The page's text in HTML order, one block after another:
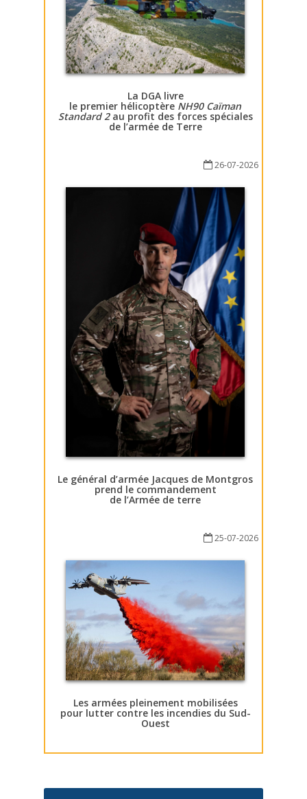
La DGA livre
le premier hélicoptère NH90 Caïman
Standard 2au profit des forces spéciales
de l’armée de Terre
26-07-2026
Le général d’armée Jacques de Montgros
prend le commandement
de l’Armée de terre
25-07-2026
Les armées pleinement mobilisées
pour lutter contre les incendies du Sud-
Ouest